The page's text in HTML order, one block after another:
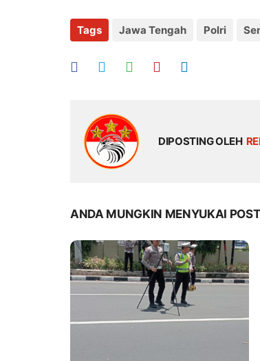
Tags Jawa Tengah Polri
DIPOSTING OLEH
ANDA MUNGKIN MENYUKAI